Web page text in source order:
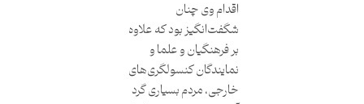
اقدام وی چنان
شگفت‌انگیز بود که علاوه
بر فرهنگیان و علما و
نمایندگان کنسولگری‌های
خارجی، مردم بسیاری گرد